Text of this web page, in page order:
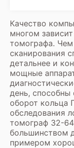
Качество
многом
томографа.
сканирования
детальнее и
мощные
день, способны
оборот кольца
обследования
томограф 32-
большинством
примером